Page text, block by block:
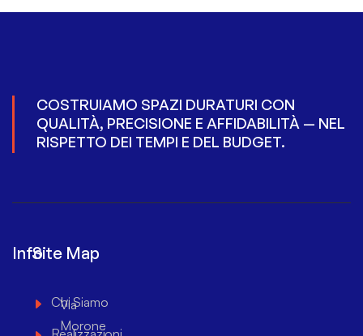
COSTRUIAMO SPAZI DURATURI CON
QUALITÀ, PRECISIONE E AFFIDABILITÀ — NEL
RISPETTO DEI TEMPI E DEL BUDGET.
Info
Via
Morone
Site Map
Chi Siamo